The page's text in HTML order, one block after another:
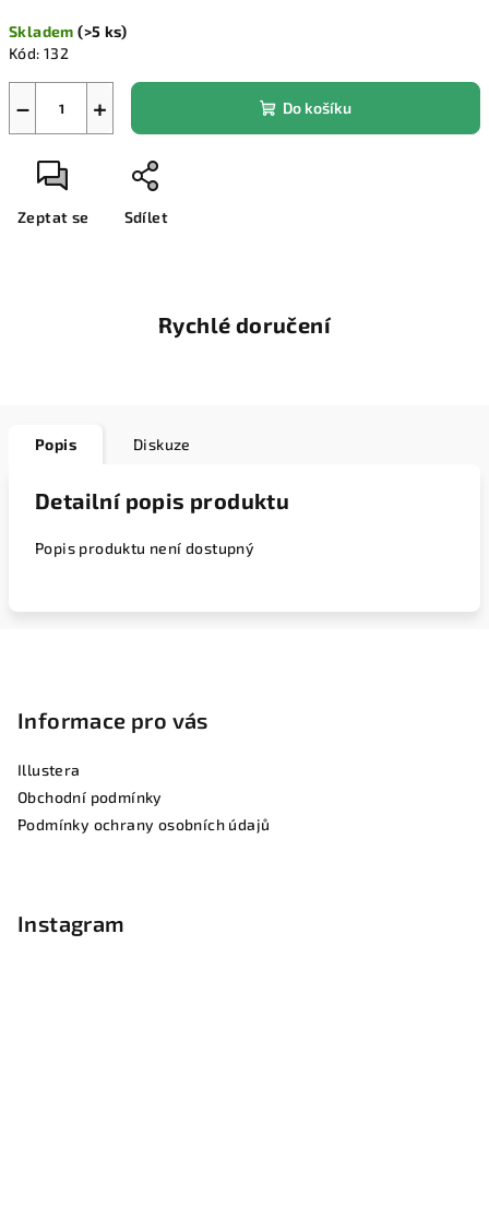
cena:
Skladem(>5 ks)
Kód: 132
+
− Do košíku
Zeptat se Sdílet
Rychlé doručení
Popis Diskuze
Detailní popis produktu
Popis produktu není dostupný
Informace pro vás
Illustera
Obchodní podmínky
Podmínky ochrany osobních údajů
Instagram